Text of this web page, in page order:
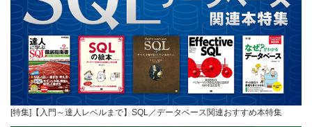
[特集]【入門～達人レベルまで】SQL／データベース関連おすすめ本特集